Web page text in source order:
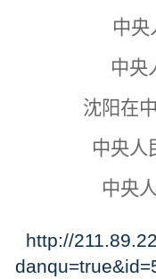
中央
中央
沈阳在
中央人
中央
http://